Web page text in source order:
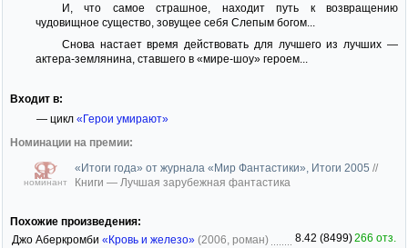
И, что самое страшное, находит путь к возвращению
чудовищное существо, зовущее себя Слепым богом...
Снова настает время действовать для лучшего из лучших —
актера-землянина, ставшего в «мире-шоу» героем...
Входит в:
— цикл «Герои умирают»
Номинации на премии:
номинант
«Итоги года» от журнала «Мир Фантастики», Итоги 2005 //
Книги — Лучшая зарубежная фантастика
Похожие произведения:
Джо Аберкромби «Кровь и железо» (2006, роман) 8.42 (8499)266 отз.